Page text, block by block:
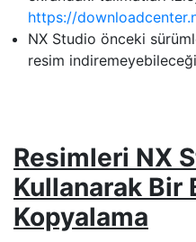
https://
NX Studio önceki
resim
Resimleri NX
Kullanarak Bir
Kopyalama